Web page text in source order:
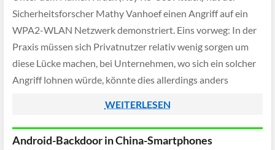
Sicherheitsforscher Mathy Vanhoef einen Angriff auf ein
WPA2-WLAN Netzwerk demonstriert. Eins vorweg: In der
Praxis müssen sich Privatnutzer relativ wenig sorgen um
diese Lücke machen, bei Unternehmen, wo sich ein solcher
Angriff lohnen würde, könnte dies allerdings anders
WEITERLESEN
Android-Backdoor in China-Smartphones